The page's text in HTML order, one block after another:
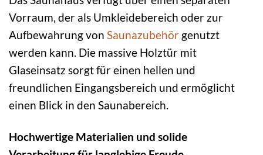
Vorraum, der als Umkleidebereich oder zur
Aufbewahrung von Saunazubehör genutzt
werden kann. Die massive Holztür mit
Glaseinsatz sorgt für einen hellen und
freundlichen Eingangsbereich und ermöglicht
einen Blick in den Saunabereich.
Hochwertige Materialien und solide